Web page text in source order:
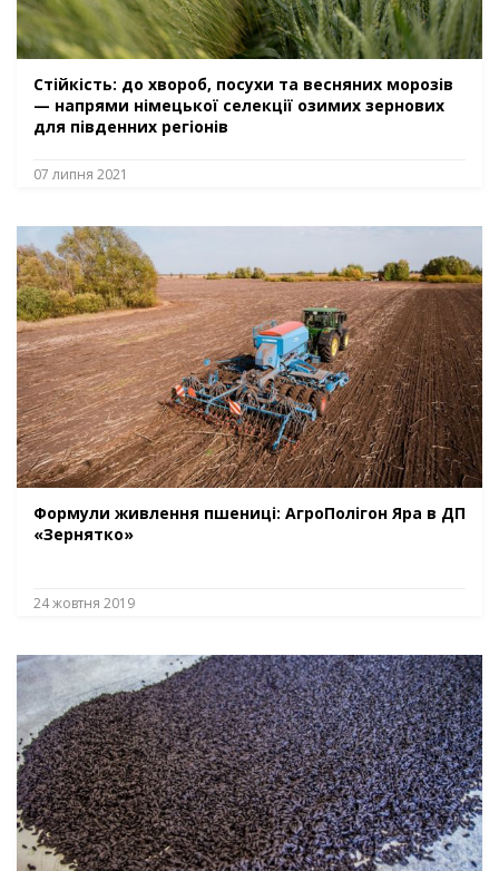
Стійкість: до хвороб, посухи та весняних морозів
— напрями німецької селекції озимих зернових
для південних регіонів
07 липня 2021
Формули живлення пшениці: АгроПолігон Яра в ДП
«Зернятко»
24 жовтня 2019